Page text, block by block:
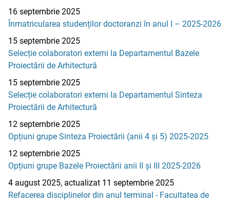
16 septembrie 2025
Înmatricularea studenților doctoranzi în anul I – 2025-2026
15 septembrie 2025
Selecție colaboratori externi la Departamentul Bazele
Proiectării de Arhitectură
15 septembrie 2025
Selecție colaboratori externi la Departamentul Sinteza
Proiectării de Arhitectură
12 septembrie 2025
Opțiuni grupe Sinteza Proiectării (anii 4 și 5) 2025-2025
12 septembrie 2025
Opțiuni grupe Bazele Proiectării anii II și III 2025-2026
4 august 2025, actualizat 11 septembrie 2025
Refacerea disciplinelor din anul terminal - Facultatea de